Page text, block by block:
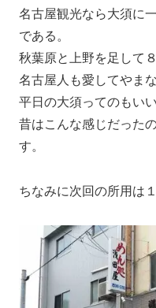
名古屋観光なら大須に
である。
秋葉原と上野を足して
名古屋人も愛してやま
平日の大須ってのもい
昔はこんな感じだった
す。
ちなみに次回の所用は